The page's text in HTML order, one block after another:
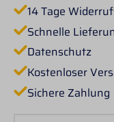
14 Tage
Schnelle
Datenschutz
Kostenloser
Sichere Zahlung